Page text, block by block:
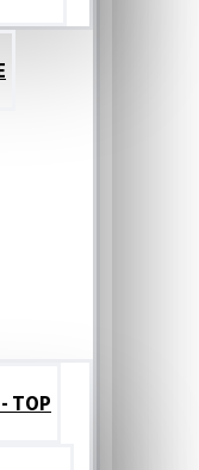
TOP